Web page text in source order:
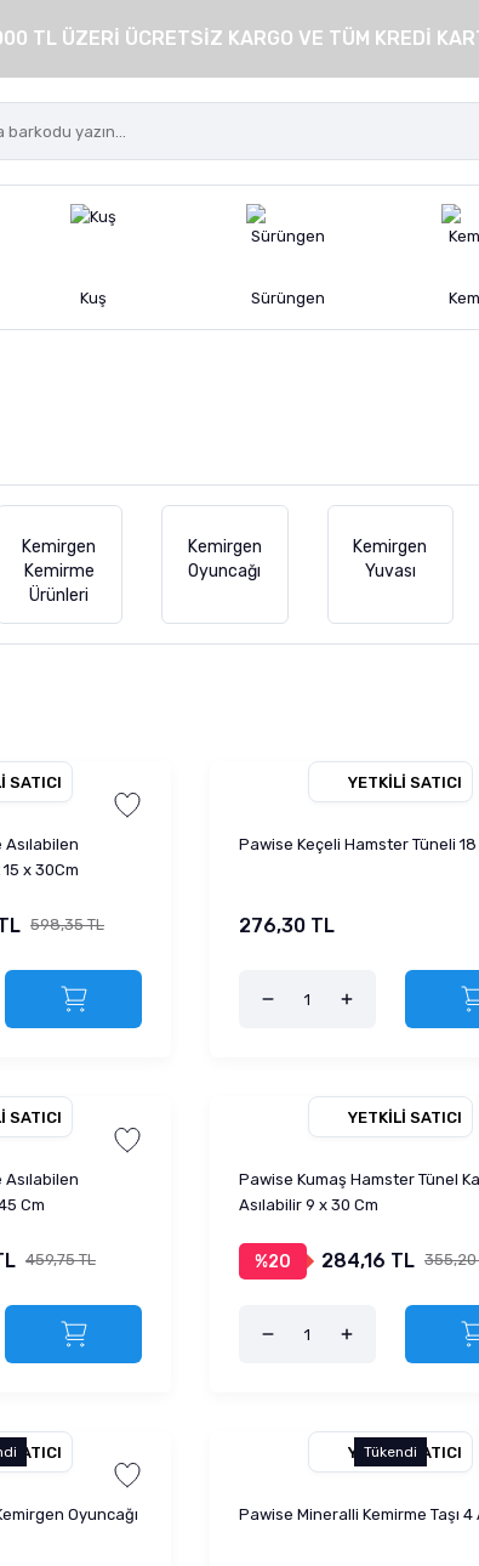
TL ÜZERİ ÜCRETSİZ KARGO VE TÜM KREDİ
Kuş Sürüngen
Kemirgen
Kemirme
Ürünleri
Kemirgen
Oyuncağı
Kemirgen
Yuvası
SATICI
x 30Cm
598,35 TL
YETKILI SATICI
Pawise Keçeli Hamster Tüneli 18
276,30 TL
SATICI
Cm
459,75 TL
YETKILI SATICI
Pawise Kumaş Hamster Tünel
Asılabilir 9 x 30 Cm
%20 284,16 TL 355,20
SATICI
Oyuncağı
Tükendi
YETKILI SATICI
Pawise Mineralli Kemirme Taşı